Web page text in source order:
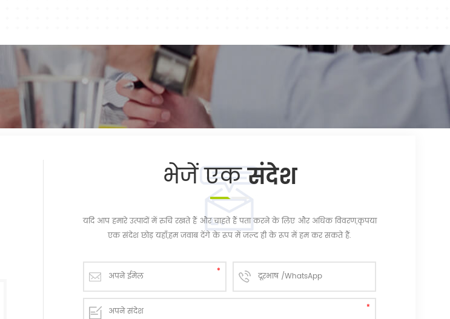
भेजें एकसंदेश
यदि आप हमारे उत्पादों में रुचि रखते हैं और चाहते हैं पता करने के लिए और अधिक विवरण,कृपया
एक संदेश छोड़ यहाँ,हम जवाब देंगे के रूप में जल्द ही के रूप में हम कर सकते हैं.